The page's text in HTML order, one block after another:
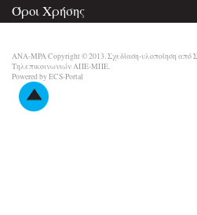
Όροι Χρήσης
ANA-MPA Copyright © 2013. Σχεδίαση-υλοποίηση από
Τηλεπικοινωνιών ΑΠΕ-ΜΠΕ.
Powered by ECS-Portal